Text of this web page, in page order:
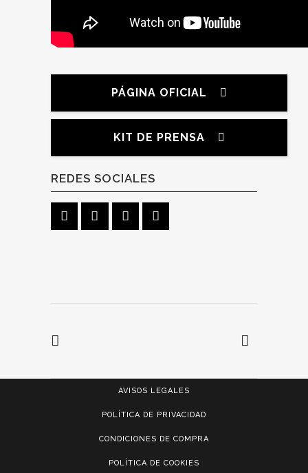
PÁGINA OFICIAL
KIT DE PRENSA
REDES SOCIALES
AVISOS LEGALES
POLÍTICA DE PRIVACIDAD
CONDICIONES DE COMPRA
POLÍTICA DE COOKIES